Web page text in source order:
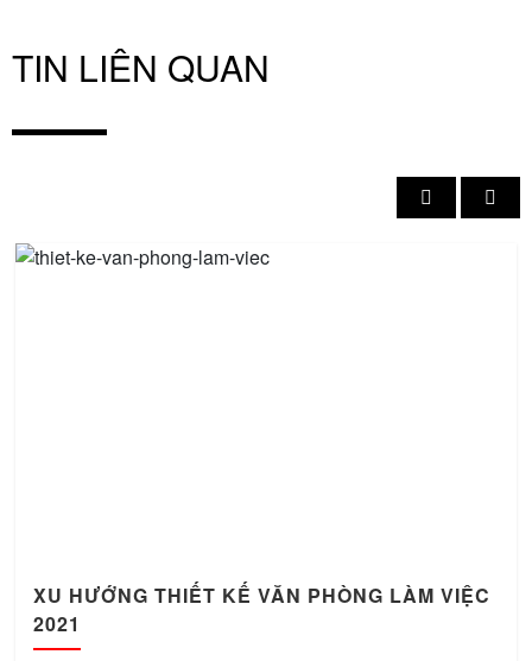
TIN LIÊN QUAN
XU HƯỚNG THIẾT KẾ VĂN PHÒNG LÀM VIỆC
2021